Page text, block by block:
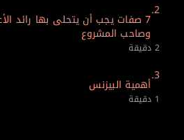
2.
7 صفات يجب أن يتحلى بها رائد
وصاحب المشروع
2 دقيقة
3.
أهمية البيزنس
1 دقيقة